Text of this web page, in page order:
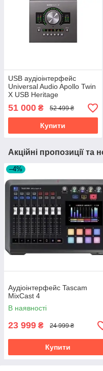
USB аудіоінтерфейс
Universal Audio Apollo Twin
X USB Heritage
51 000 ₴ 52 499 ₴
Купити
Акційні пропозиції та
–4%
Аудіоінтерфейс Tascam
MixCast 4
В наявності
23 999 ₴ 24 999 ₴
Купити